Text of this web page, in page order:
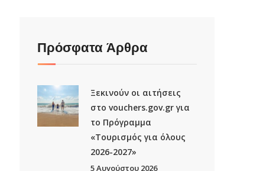
Πρόσφατα Άρθρα
Ξεκινούν οι αιτήσεις
στο vouchers.gov.gr για
το Πρόγραμμα
«Τουρισμός για όλους
2026-2027»
5 Αυγούστου 2026